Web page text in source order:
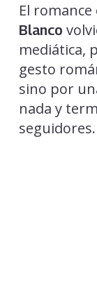
El
Blanco
mediática,
gesto
sino por
nada y
seguidores.